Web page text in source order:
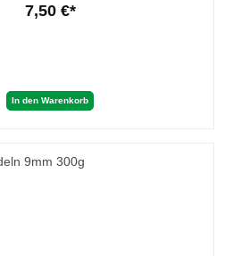
7,50 €*
In den Warenkorb